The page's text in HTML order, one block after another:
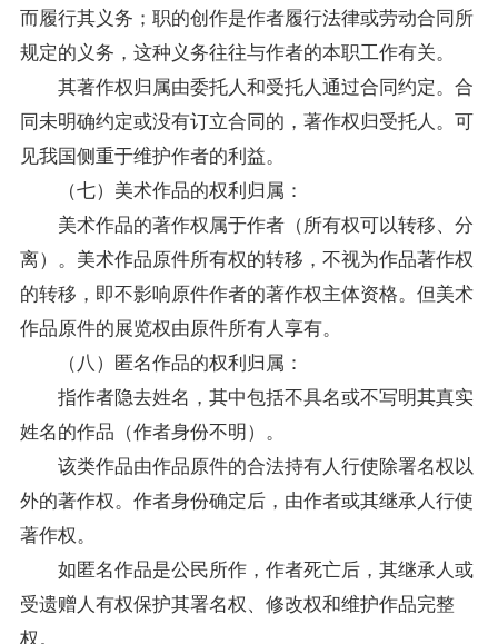
而履行其义务；职的创作是作者履行法律或劳动合同所
规定的义务，这种义务往往与作者的本职工作有关。
其著作权归属由委托人和受托人通过合同约定。合
同未明确约定或没有订立合同的，著作权归受托人。可
见我国侧重于维护作者的利益。
（七）美术作品的权利归属：
美术作品的著作权属于作者（所有权可以转移、分
离）。美术作品原件所有权的转移，不视为作品著作权
的转移，即不影响原件作者的著作权主体资格。但美术
作品原件的展览权由原件所有人享有。
（八）匿名作品的权利归属：
指作者隐去姓名，其中包括不具名或不写明其真实
姓名的作品（作者身份不明）。
该类作品由作品原件的合法持有人行使除署名权以
外的著作权。作者身份确定后，由作者或其继承人行使
著作权。
如匿名作品是公民所作，作者死亡后，其继承人或
受遗赠人有权保护其署名权、修改权和维护作品完整
权。